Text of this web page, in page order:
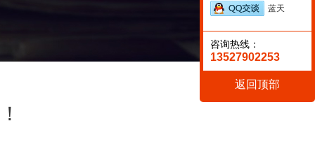
蓝天
咨询热线：
13527902253
返回顶部